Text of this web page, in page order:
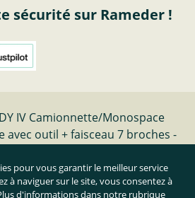
sécurité sur Rameder !
IV Camionnette/Monospace
avec outil + faisceau 7 broches -
le contrat
pour vous garantir le meilleur service
à naviguer sur le site, vous consentez à
d'informations dans notre rubrique